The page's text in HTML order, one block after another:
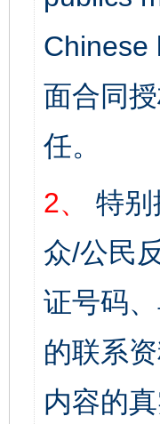
Chinese
面合同
任。
2、
特别
众/公民
证号码
的联系
内容的